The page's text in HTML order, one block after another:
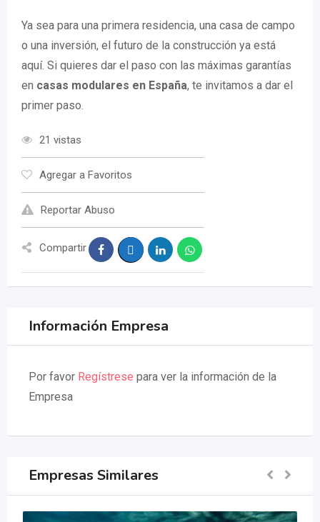
Ya sea para una primera residencia, una casa de campo
o una inversión, el futuro de la construcción ya está
aquí. Si quieres dar el paso con las máximas garantías
en casas modulares en España, te invitamos a dar el
primer paso.
21 vistas
Agregar a Favoritos
Reportar Abuso
Compartir
Información Empresa
Por favor Regístrese para ver la información de la
Empresa
Empresas Similares